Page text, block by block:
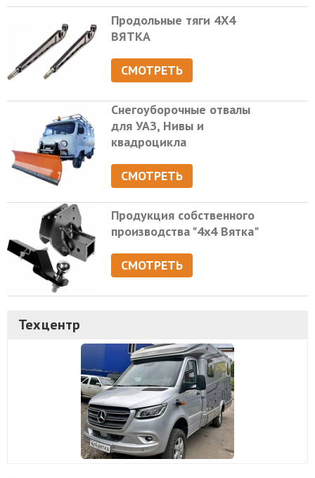
Продольные тяги 4Х4
ВЯТКА
СМОТРЕТЬ
Снегоуборочные отвалы
для УАЗ, Нивы и
квадроцикла
СМОТРЕТЬ
Продукция собственного
производства "4х4 Вятка"
СМОТРЕТЬ
Техцентр